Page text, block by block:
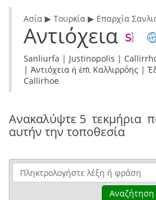
Ασία ▶ Τουρκία ▶ Επαρχία
Αντιόχεια
Sanliurfa | Justinopolis |
| Ἀντιόχεια ἡ ἐπὶ Καλλιρρόης |
Callirhoe
Ανακαλύψτε 5 τεκμήρια
αυτήν την τοποθεσία
Αναζήτηση